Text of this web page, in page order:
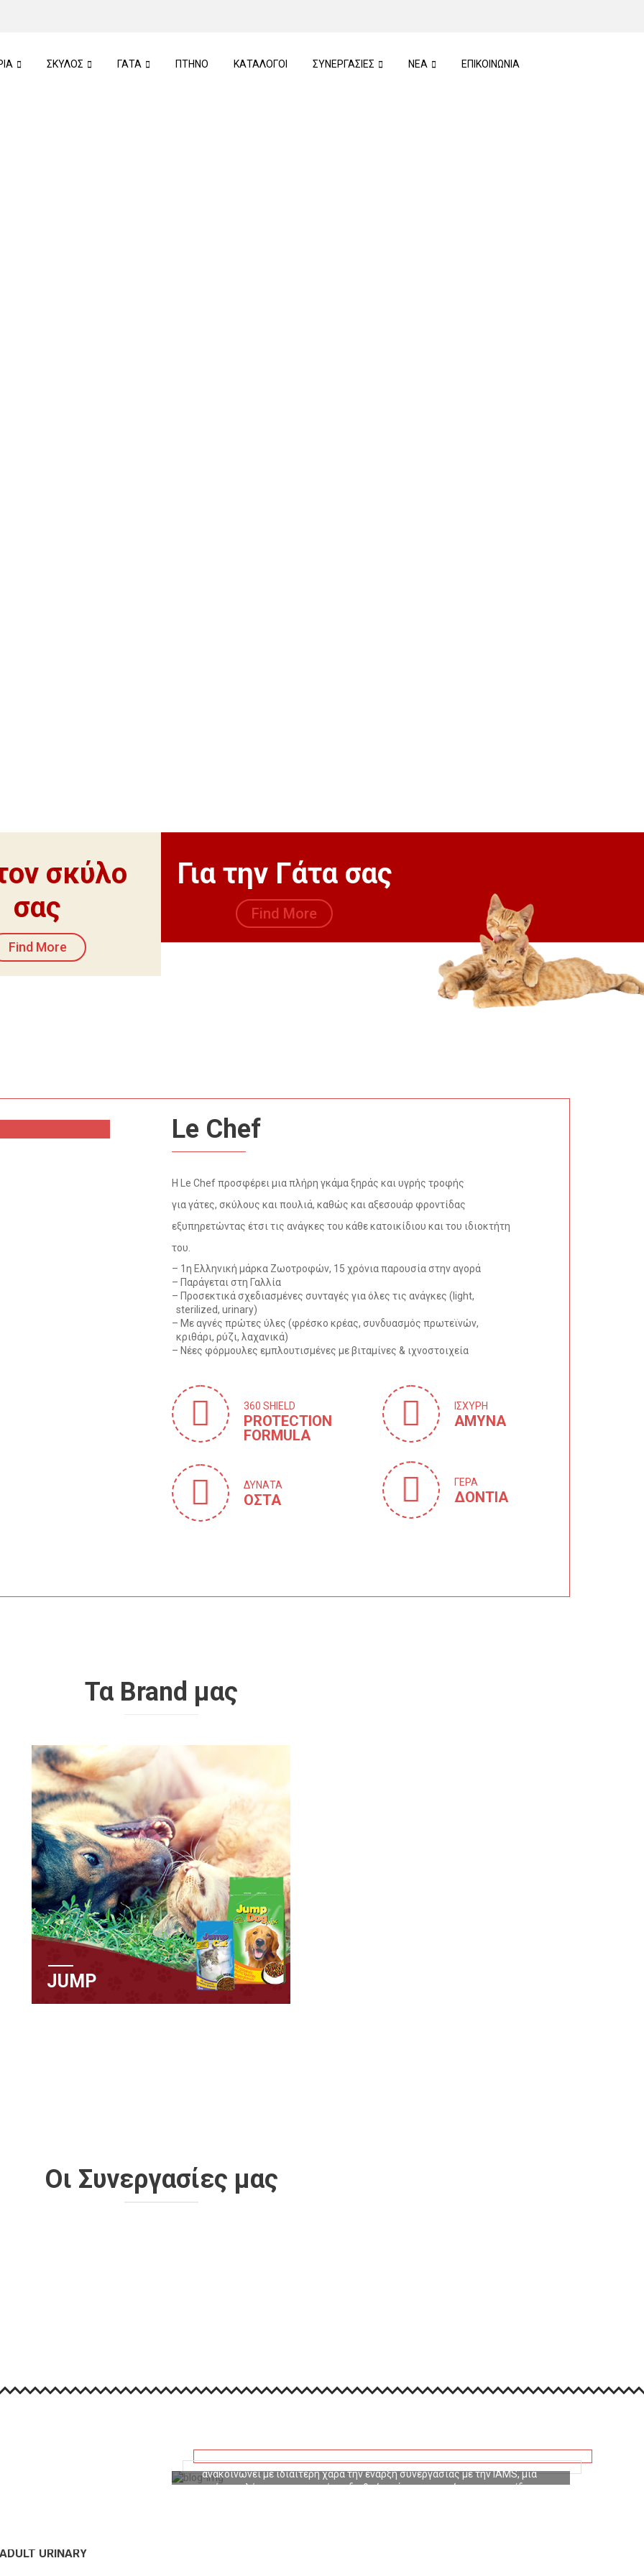
ΣΚΥΛΟΣ ΓΑΤΑ ΠTHNO ΚΑΤΑΛΟΓΟΙ ΣΥΝΕΡΓΑΣΙΕΣ ΝΕΑ ΕΠΙΚΟΙΝΩΝΙΑ
σκύλο
σας
Find More
Για την Γάτα σας
Find More
Le Chef
Η Le Chef προσφέρει μια πλήρη γκάμα ξηράς και υγρής τροφής
για γάτες, σκύλους και πουλιά, καθώς και αξεσουάρ φροντίδας
εξυπηρετώντας έτσι τις ανάγκες του κάθε κατοικίδιου και του ιδιοκτήτη
του.
– 1η Ελληνική μάρκα Ζωοτροφών, 15 χρόνια παρουσία στην αγορά
– Παράγεται στη Γαλλία
– Προσεκτικά σχεδιασμένες συνταγές για όλες τις ανάγκες (light,
sterilized, urinary)
– Mε αγνές πρώτες ύλες (φρέσκο κρέας, συνδυασμός πρωτεϊνών,
κριθάρι, ρύζι, λαχανικά)
– Νέες φόρμουλες εμπλουτισμένες με βιταμίνες & ιχνοστοιχεία
360 SHIELD
PROTECTION
FORMULA
ΔΥΝΑΤΑ
OΣΤΑ
IΣΧΥΡΗ
ΑΜΥΝΑ
ΓΕΡΑ
ΔOΝΤΙΑ
Τα Brand μας
JUMP
Οι Συνεργασίες μας
Η ΩΜΕΓΑpet εντάσσει την IAMS στο portfolio της Η ΩΜΕΓΑpet
ανακοινώνει με ιδιαίτερη χαρά την έναρξη συνεργασίας με την IAMS, μία
από τις πλέον αναγνωρισμένες διεθνώς μάρκες τροφών για κατοικίδια.
URINARY